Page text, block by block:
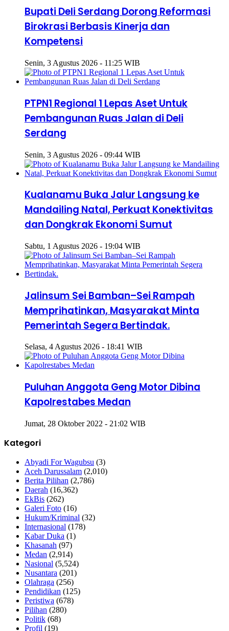
Bupati Deli Serdang Dorong Reformasi
Birokrasi Berbasis Kinerja dan
Kompetensi
Senin, 3 Agustus 2026 - 11:25 WIB
PTPN1 Regional 1 Lepas Aset Untuk
Pembangunan Ruas Jalan di Deli
Serdang
Senin, 3 Agustus 2026 - 09:44 WIB
Kualanamu Buka Jalur Langsung ke
Mandailing Natal, Perkuat Konektivitas
dan Dongkrak Ekonomi Sumut
Sabtu, 1 Agustus 2026 - 19:04 WIB
Jalinsum Sei Bamban–Sei Rampah
Memprihatinkan, Masyarakat Minta
Pemerintah Segera Bertindak.
Selasa, 4 Agustus 2026 - 18:41 WIB
Puluhan Anggota Geng Motor Dibina
Kapolrestabes Medan
Jumat, 28 Oktober 2022 - 21:02 WIB
Kategori
Abyadi For Wagubsu (3)
Aceh Darussalam (2,010)
Berita Pilihan (2,786)
Daerah (16,362)
EkBis (262)
Galeri Foto (16)
Hukum/Kriminal (32)
Internasional (178)
Kabar Duka (1)
Khasanah (97)
Medan (2,914)
Nasional (5,524)
Nusantara (201)
Olahraga (256)
Pendidikan (125)
Peristiwa (678)
Pilihan (280)
Politik (68)
Profil (19)